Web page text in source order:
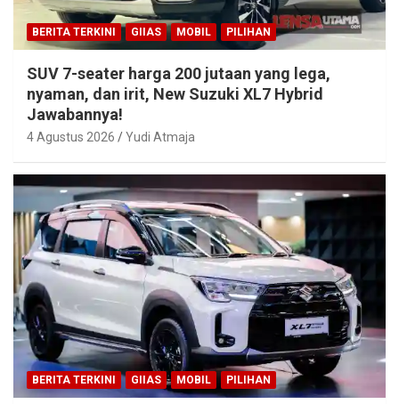
BERITA TERKINI GIIAS MOBIL PILIHAN
SUV 7-seater harga 200 jutaan yang lega,
nyaman, dan irit, New Suzuki XL7 Hybrid
Jawabannya!
4 Agustus 2026 Yudi Atmaja
BERITA TERKINI GIIAS MOBIL PILIHAN